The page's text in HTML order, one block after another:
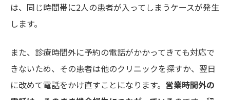
は、同じ時間帯に2人の患者が入ってしまうケースが発生
します。
また、診療時間外に予約の電話がかかってきても対応で
きないため、その患者は他のクリニックを探すか、翌日
に改めて電話をかけ直すことになります。 営業時間外の